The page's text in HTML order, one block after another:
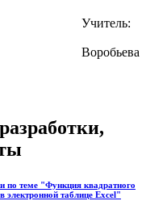
по теме "Функция квадратного
электронной таблице Excel"